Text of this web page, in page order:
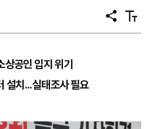
공
유
텍
스
공인 입지 위기
설치...실태조사 필요